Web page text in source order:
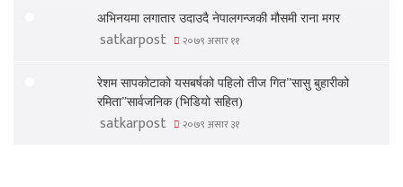
अभिनयमा लगातार उदाउदै नेपालगन्जकी मौसमी राना मगर
satkarpost २०७९ असार ११
रेशम सापकोटाको यसबर्षको पहिलो तीज गित”सासु बुहारीको
रमिता”सार्वजनिक (भिडियो सहित)
satkarpost २०७९ असार ३१